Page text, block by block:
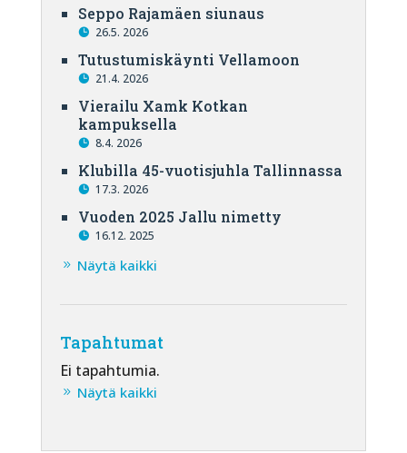
Seppo Rajamäen siunaus
26.5. 2026
Tutustumiskäynti Vellamoon
21.4. 2026
Vierailu Xamk Kotkan
kampuksella
8.4. 2026
Klubilla 45-vuotisjuhla Tallinnassa
17.3. 2026
Vuoden 2025 Jallu nimetty
16.12. 2025
Näytä kaikki
Tapahtumat
Ei tapahtumia.
Näytä kaikki